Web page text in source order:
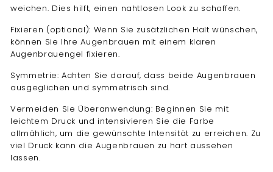
weichen. Dies hilft, einen nahtlosen Look zu schaffen.
Fixieren (optional): Wenn Sie zusätzlichen Halt wünschen,
können Sie Ihre Augenbrauen mit einem klaren
Augenbrauengel fixieren.
Symmetrie: Achten Sie darauf, dass beide Augenbrauen
ausgeglichen und symmetrisch sind.
Vermeiden Sie Überanwendung: Beginnen Sie mit
leichtem Druck und intensivieren Sie die Farbe
allmählich, um die gewünschte Intensität zu erreichen. Zu
viel Druck kann die Augenbrauen zu hart aussehen
lassen.